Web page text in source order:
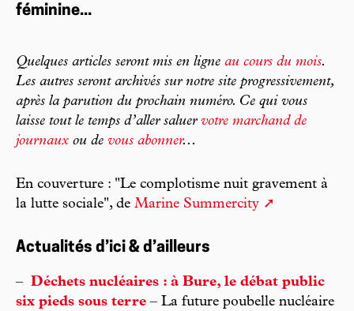
féminine...
Quelques articles seront mis en ligne au cours du mois.
Les autres seront archivés sur notre site progressivement,
après la parution du prochain numéro. Ce qui vous
laisse tout le temps d’aller saluer votre marchand de
journaux ou de vous abonner...
En couverture : "Le complotisme nuit gravement à
la lutte sociale", de Marine Summercity
Actualités d’ici & d’ailleurs
– Déchets nucléaires : à Bure, le débat public
six pieds sous terre – La future poubelle nucléaire